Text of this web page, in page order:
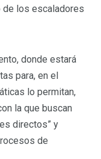
de los escaladores
donde estará
para, en el
lo permitan,
la que buscan
directos” y
de